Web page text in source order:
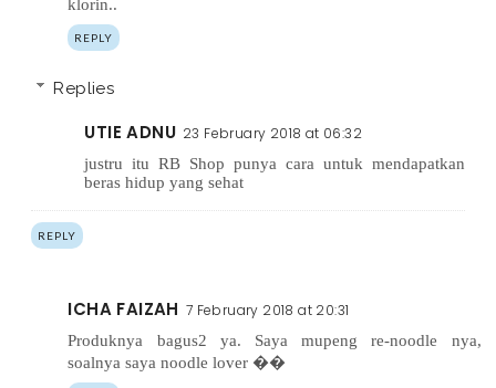
klorin..
REPLY
Replies
UTIE ADNU 23 February 2018 at 06:32
justru itu RB Shop punya cara untuk mendapatkan
beras hidup yang sehat
REPLY
ICHA FAIZAH 7 February 2018 at 20:31
Produknya bagus2 ya. Saya mupeng re-noodle nya,
soalnya saya noodle lover ��